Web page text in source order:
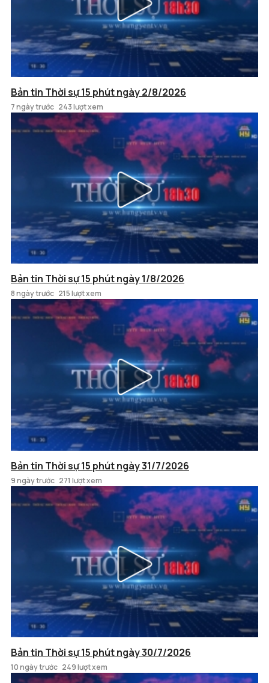
Bản tin Thời sự 15 phút ngày 2/8/2026
7 ngày trước 243 lượt xem
Bản tin Thời sự 15 phút ngày 1/8/2026
8 ngày trước 215 lượt xem
Bản tin Thời sự 15 phút ngày 31/7/2026
9 ngày trước 271 lượt xem
Bản tin Thời sự 15 phút ngày 30/7/2026
10 ngày trước 249 lượt xem